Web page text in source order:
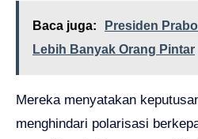
Baca juga:
Presiden
Lebih Banyak Orang Pintar
Mereka menyatakan
menghindari polarisasi